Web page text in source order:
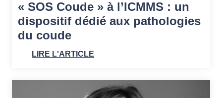
« SOS Coude » à l’ICMMS : un
dispositif dédié aux pathologies
du coude
LIRE L'ARTICLE